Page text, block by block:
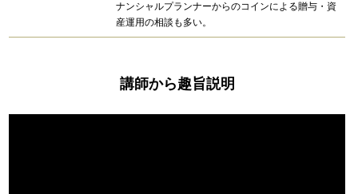
ナンシャルプランナーからのコインによる贈与・資
産運用の相談も多い。
講師から趣旨説明